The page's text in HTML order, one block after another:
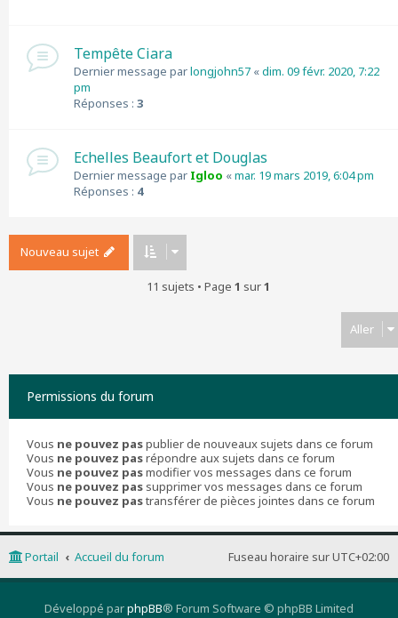
Tempête Ciara
Dernier message parlongjohn57 «dim. 09 févr. 2020, 7:22
pm
Réponses : 3
Echelles Beaufort et Douglas
Dernier message par Igloo «mar. 19 mars 2019, 6:04 pm
Réponses : 4
Nouveau sujet
11 sujets • Page 1 sur1
Aller
Permissions du forum
Vous ne pouvez paspublier de nouveaux sujets dans ce forum
Vous ne pouvez pasrépondre aux sujets dans ce forum
Vous ne pouvez pasmodifier vos messages dans ce forum
Vous ne pouvez pas supprimer vos messages dans ce forum
Vous ne pouvez pastransférer de pièces jointes dans ce forum
Fuseau horaire surUTC+02:00
Portail Accueil du forum
Développé parphpBB® Forum Software © phpBB Limited